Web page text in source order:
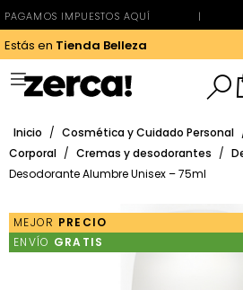
PAGAMOS IMPUESTOS AQUÍ |
Estás en Tienda Belleza
Inicio / Cosmética y Cuidado Personal
Corporal / Cremas y desodorantes /
Desodorante Alumbre Unisex – 75ml
MEJOR PRECIO
ENVÍO GRATIS